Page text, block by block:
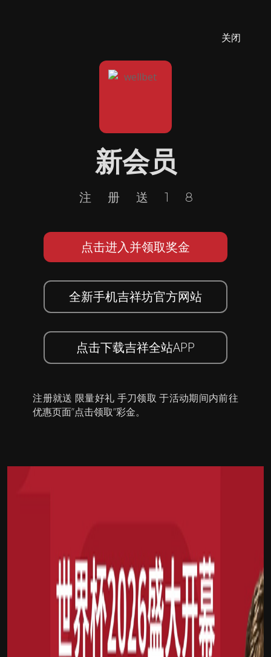
关闭
新会员
注册送18
点击进入并领取奖金
全新手机吉祥坊官方网站
点击下载吉祥全站APP
注册就送 限量好礼 手刀领取 于活动期间内前往
优惠页面”点击领取”彩金。